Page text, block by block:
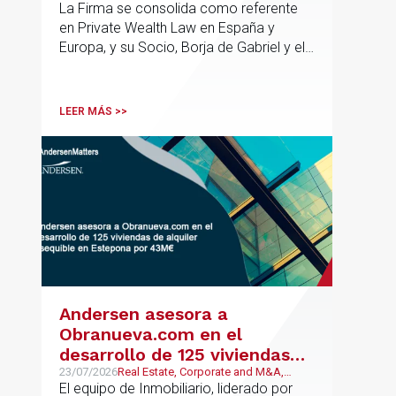
Business
La Firma se consolida como referente
en Private Wealth Law en España y
Europa, y su Socio, Borja de Gabriel y el
profesionales clave del sector.
LEER MÁS >>
Andersen asesora a
Obranueva.com en el
desarrollo de 125 viviendas
de alquiler asequible en
23/07/2026Real Estate, Corporate and M&A,
Público y Regulatorio
El equipo de Inmobiliario, liderado por